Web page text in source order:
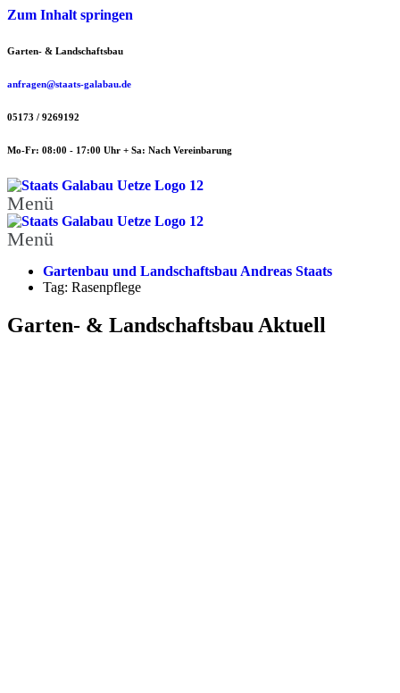
Zum Inhalt springen
Garten- & Landschaftsbau
anfragen@staats-galabau.de
05173 / 9269192
Mo-Fr: 08:00 - 17:00 Uhr + Sa: Nach Vereinbarung
Menü
Menü
Gartenbau und Landschaftsbau Andreas Staats
Tag: Rasenpflege
Garten- & Landschaftsbau Aktuell